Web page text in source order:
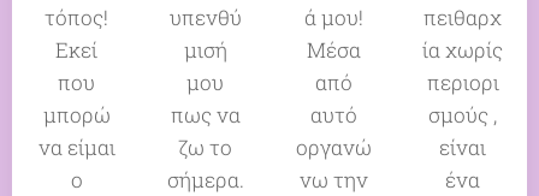
τόπος!
Εκεί
που
μπορώ
να είμαι
ο
υπενθύ
μισή
μου
πως να
ζω το
σήμερα.
ά μου!
Μέσα
από
αυτό
οργανώ
νω την
πειθαρχ
ία χωρίς
περιορι
σμούς ,
είναι
ένα